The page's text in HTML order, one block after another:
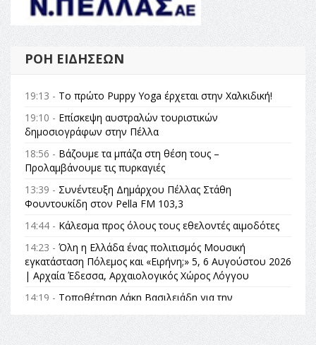
ΡΟΉ ΕΙΔΉΣΕΩΝ
19:13 - Το πρώτο Puppy Yoga έρχεται στην Χαλκιδική!
19:10 - Επίσκεψη αυστραλών τουριστικών
δημοσιογράφων στην Πέλλα
18:56 - Βάζουμε τα μπάζα στη θέση τους –
Προλαμβάνουμε τις πυρκαγιές
13:39 - Συνέντευξη Δημάρχου Πέλλας Στάθη
Φουντουκίδη στον Pella FM 103,3
14:44 - Κάλεσμα προς όλους τους εθελοντές αιμοδότες
14:23 - Όλη η Ελλάδα ένας πολιτισμός Μουσική
εγκατάσταση Πόλεμος και «Ειρήνη;» 5, 6 Αυγούστου 2026
| Αρχαία Έδεσσα, Αρχαιολογικός Χώρος Λόγγου
14:19 - Τοποθέτηση Λάκη Βασιλειάδη για την
Αναθεώρηση του Συντάγματος: «Σε τέτοιες κορυφαίες
θεσμικές διαδικασίες υπάρχει μόνο η ευθύνη απέναντι
στις επόμενες γενιές»